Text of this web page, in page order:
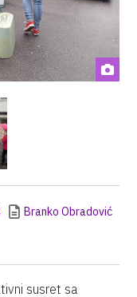
Branko Obradović
susret sa